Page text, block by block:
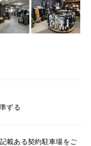
ずる
載ある契約駐車場をご